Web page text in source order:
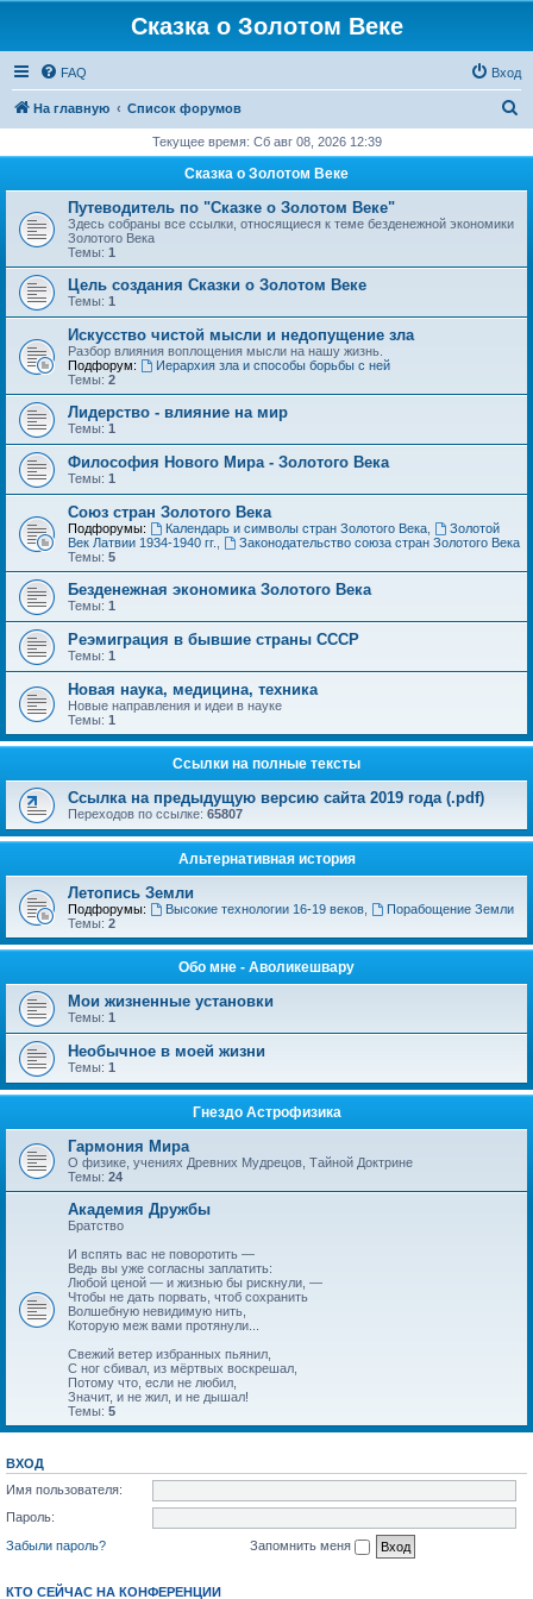
Сказка о Золотом Веке
FAQ Вход
На главную Список форумов
с
Текущее время: Сб авг 08, 2026 12:39
Сказка о Золотом Веке
Путеводитель по "Сказке о Золотом Веке"
Здесь собраны все ссылки, относящиеся к теме безденежной экономики
Золотого Века
Темы: 1
Цель создания Сказки о Золотом Веке
Темы: 1
Искусство чистой мысли и недопущение зла
Разбор влияния воплощения мысли на нашу жизнь.
Подфорум:
Иерархия зла и способы борьбы с ней
Темы: 2
Лидерство - влияние на мир
Темы: 1
Философия Нового Мира - Золотого Века
Темы: 1
Cоюз стран Золотого Века
Подфорумы: Календарь и символы стран Золотого Века,
Золотой
Век Латвии 1934-1940 гг.
Законодательство союза стран Золотого Века
Темы: 5
Безденежная экономика Золотого Века
Темы: 1
Реэмиграция в бывшие страны СССР
Темы: 1
Новая наука, медицина, техника
Новые направления и идеи в науке
Темы: 1
Ссылки на полные тексты
Ссылка на предыдущую версию сайта 2019 года (.pdf)
Переходов по ссылке: 65807
Альтернативная история
Летопись Земли
Подфорумы: Высокие технологии 16-19 веков,
Порабощение Земли
Темы: 2
Обо мне - Аволикешвару
Мои жизненные установки
Темы: 1
Необычное в моей жизни
Темы: 1
Гнездо Астрофизика
Гармония Мира
О физике, учениях Древних Мудрецов, Тайной Доктрине
Темы: 24
Академия Дружбы
Братство
И вспять вас не поворотить —
Ведь вы уже согласны заплатить:
Любой ценой — и жизнью бы рискнули, —
Чтобы не дать порвать, чтоб сохранить
Волшебную невидимую нить,
Которую меж вами протянули...
Свежий ветер избранных пьянил,
С ног сбивал, из мёртвых воскрешал,
Потому что, если не любил,
Значит, и не жил, и не дышал!
Темы: 5
ВХОД
Имя пользователя:
Пароль:
Забыли пароль?
Запомнить меня
КТО СЕЙЧАС НА КОНФЕРЕНЦИИ